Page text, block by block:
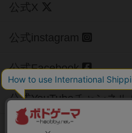
公式X
公式instagram
公式Facebook
公式YouTubeチャンネル